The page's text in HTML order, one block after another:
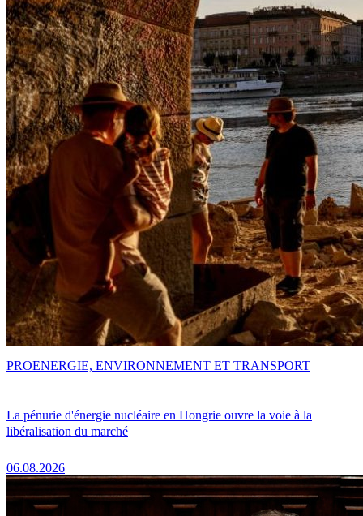
La pénurie d'énergie nucléaire en Hongrie ouvre la voie à la
libéralisation du marché
06.08.2026
PROENERGIE, ENVIRONNEMENT ET TRANSPORT